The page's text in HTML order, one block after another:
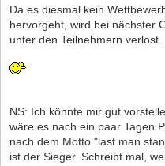
Da es diesmal kein
hervorgeht, wird bei nächster
unter den Teilnehmern verlost.
NS: Ich könnte mir gut
wäre es nach ein paar Tagen
nach dem Motto "last man
ist der Sieger. Schreibt mal,